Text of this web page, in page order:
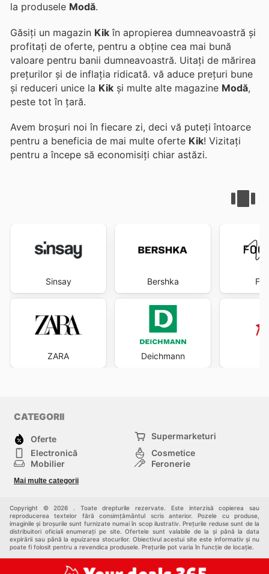
la produsele Modă.
Găsiți un magazin Kik în apropierea dumneavoastră și
profitați de oferte, pentru a obține cea mai bună
valoare pentru banii dumneavoastră. Uitați de mărirea
prețurilor și de inflația ridicată. vă aduce prețuri bune
și reduceri unice la Kik și multe alte magazine Modă,
peste tot în țară.
Avem broșuri noi în fiecare zi, deci vă puteți întoarce
pentru a beneficia de mai multe oferte Kik! Vizitați
pentru a începe să economisiți chiar astăzi.
Sinsay
ZARA
Bershka
Deichmann
CATEGORII
Oferte
Supermarketuri
Electronică
Cosmetice
Mobilier
Feronerie
Copii
Mai multe categorii
Copyright © 2026 . Toate drepturile rezervate. Este interzisă copierea sau
reproducerea textelor fără consimțământul scris anterior. Pozele cu produse,
imaginile și broșurile sunt furnizate numai în scop ilustrativ. Prețurile reduse sunt de la
distribuitori oficiali enumerați pe site. Ofertele sunt valabile de la și până la data
expirării sau până la epuizarea stocurilor. Obiectivul acestui site este informativ și nu
poate fi folosit pentru a revendica produsele. Prețurile pot varia în funcție de locație.